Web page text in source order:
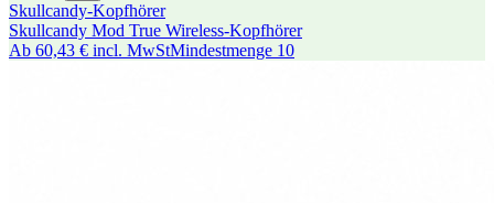
Skullcandy-Kopfhörer
Skullcandy Mod True Wireless-Kopfhörer
Ab 60,43 € incl. MwStMindestmenge 10